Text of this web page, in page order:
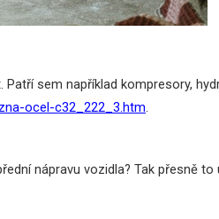
sem například kompresory,
ocel-c32_222_3.htm.
nápravu vozidla? Tak přesně